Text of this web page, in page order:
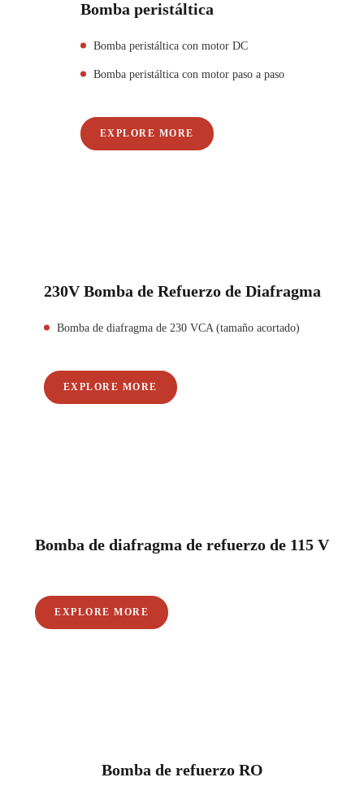
Bomba peristáltica
Bomba peristáltica con motor DC
Bomba peristáltica con motor paso a paso
EXPLORE MORE
230V Bomba de Refuerzo de Diafragma
Bomba de diafragma de 230 VCA (tamaño acortado)
EXPLORE MORE
Bomba de diafragma de refuerzo de 115 V
EXPLORE MORE
Bomba de refuerzo RO